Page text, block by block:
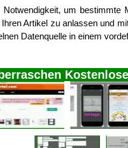
um bestimmte
Artikel zu anlassen und
Datenquelle in einem